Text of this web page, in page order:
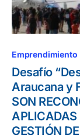
Emprendimiento
Desafío
Araucana y
SON
APLICADAS
GESTIÓN